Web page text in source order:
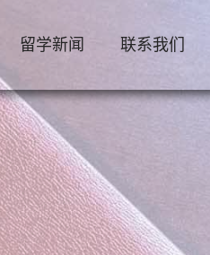
留学新闻 联系我们